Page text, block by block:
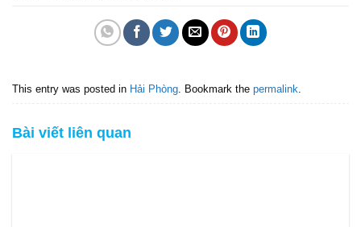
This entry was posted in Hải Phòng . Bookmark the permalink
Bài viết liên quan